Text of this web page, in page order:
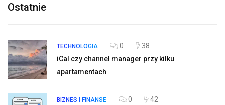
Ostatnie
TECHNOLOGIA 0
38
iCal czy channel manager przy kilku
apartamentach
BIZNES I FINANSE 0
42